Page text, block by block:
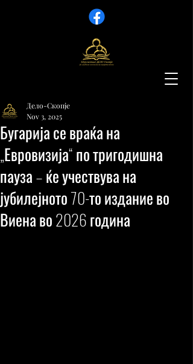
Бугарија се враќа на
„Евровизија“ по тригодишна
пауза – ќе учествува на
јубилејното 70-то издание во
Виена во 2026 година
Дело-Скопје
Nov 3, 2025